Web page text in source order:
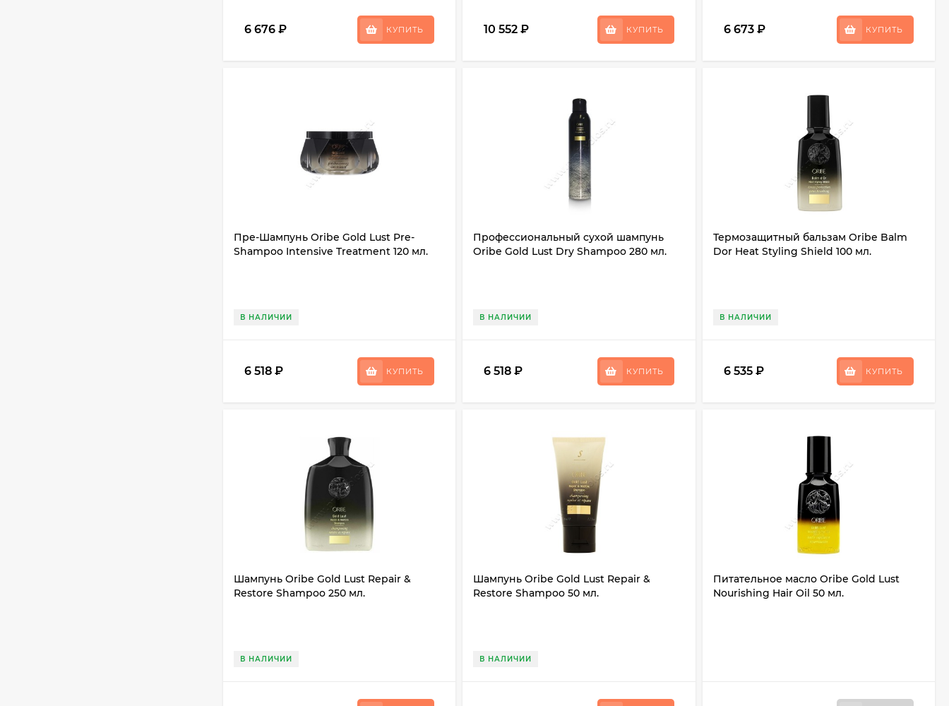
6 676 ₽ КУПИТЬ 10 552₽ КУПИТЬ 6 673 ₽ КУПИТЬ
Пре-Шампунь Oribe Gold Lust Pre-
Shampoo Intensive Treatment 120 мл.
В НАЛИЧИИ
6 518 ₽ КУПИТЬ
Профессиональный сухой шампунь
Oribe Gold Lust Dry Shampoo 280 мл.
В НАЛИЧИИ
6 518₽ КУПИТЬ
Термозащитный бальзам Oribe Balm
Dor Heat Styling Shield 100 мл.
В НАЛИЧИИ
6 535 ₽ КУПИТЬ
Шампунь Oribe Gold Lust Repair &
Restore Shampoo 250 мл.
В НАЛИЧИИ
Шампунь Oribe Gold Lust Repair &
Restore Shampoo 50 мл.
В НАЛИЧИИ
Питательное масло Oribe Gold Lust
Nourishing Hair Oil 50 мл.